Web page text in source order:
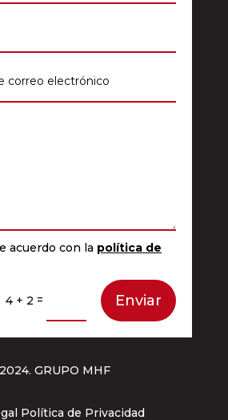
acuerdo con la política de
4 + 2 = Enviar
GRUPO MHF
Política de Privacidad